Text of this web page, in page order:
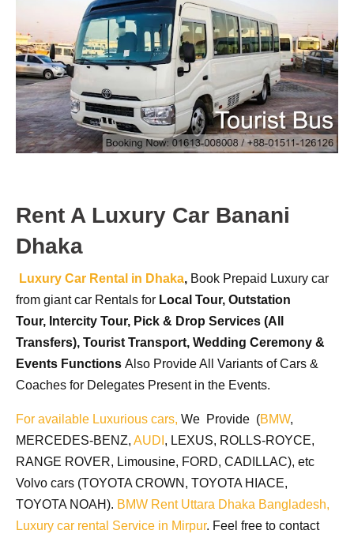
Rent A Luxury Car Banani
Dhaka
Luxury Car Rental in Dhaka, Book Prepaid Luxury car
from giant car Rentals for Local Tour, Outstation
Tour, Intercity Tour, Pick & Drop Services (All
Transfers), Tourist Transport, Wedding Ceremony &
Events Functions Also Provide All Variants of Cars &
Coaches for Delegates Present in the Events.
For available Luxurious cars, We Provide (BMW,
MERCEDES-BENZ, AUDI , LEXUS, ROLLS-ROYCE,
RANGE ROVER, Limousine, FORD, CADILLAC), etc
Volvo cars (TOYOTA CROWN, TOYOTA HIACE,
TOYOTA NOAH). BMW Rent Uttara Dhaka Bangladesh,
Luxury car rental Service in Mirpur. Feel free to contact